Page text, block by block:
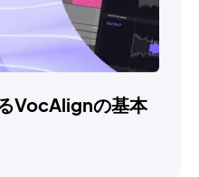
VocAlignの基本